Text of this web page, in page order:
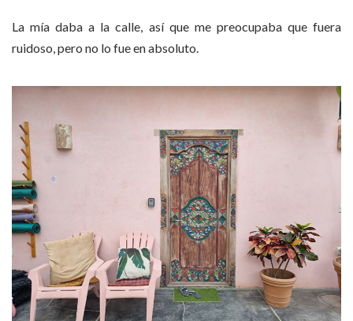
La mía daba a la calle, así que me preocupaba que fuera
ruidoso, pero no lo fue en absoluto.